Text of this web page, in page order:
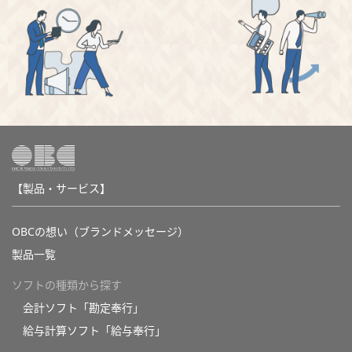
【製品・サービス】
OBCの想い（ブランドメッセージ）
製品一覧
ソフトの種類から探す
会計ソフト「勘定奉行」
給与計算ソフト「給与奉行」